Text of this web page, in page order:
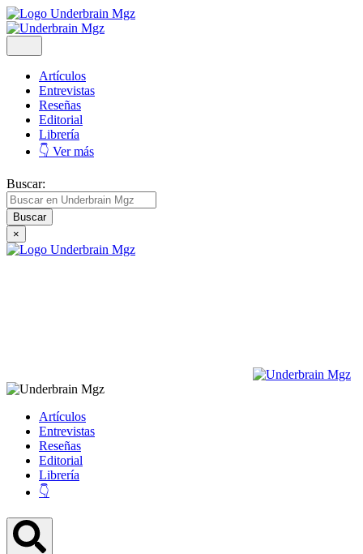
Artículos
Entrevistas
Reseñas
Editorial
Librería
👇 Ver más
Buscar:
×
Artículos
Entrevistas
Reseñas
Editorial
Librería
👇